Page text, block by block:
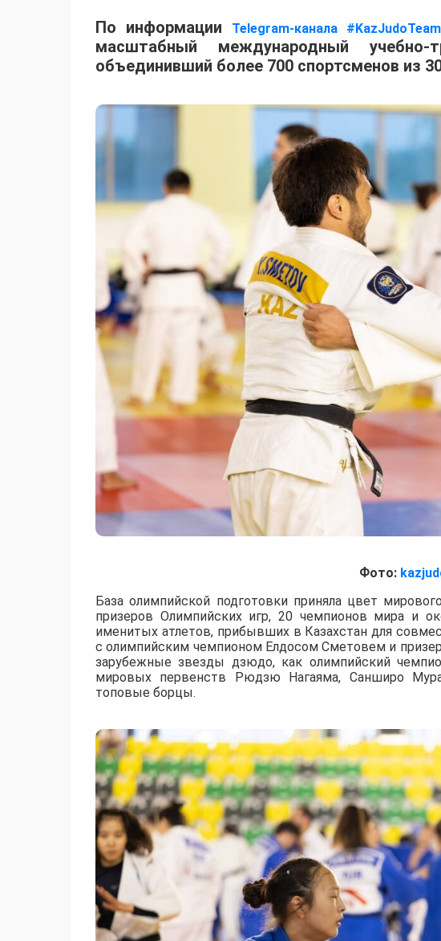
По информации Telegram-канала #KazJudoTeam
масштабный международный
объединивший более 700 спортсменов из
Фото:
База олимпийской подготовки приняла цвет
призеров Олимпийских игр, 20 чемпионов мира и
именитых атлетов, прибывших в Казахстан для
с олимпийским чемпионом Елдосом Сметовем и
зарубежные звезды дзюдо, как олимпийский
мировых первенств Рюдзю Нагаяма, Санширо
топовые борцы.